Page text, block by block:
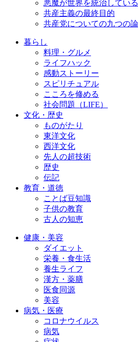
悪魔が世界を統治している
共産主義の最終目的
共産党についての九つの
暮らし
料理・グルメ
ライフハック
感動ストーリー
スピリチュアル
こころを修める
社会問題（LIFE）
文化・歴史
ものがたり
東洋文化
西洋文化
先人の超技術
歴史
伝記
教育・道徳
ことば豆知識
子供の教育
古人の知恵
健康・美容
ダイエット
栄養・食生活
養生ライフ
漢方・薬膳
医食同源
美容
病気・医療
コロナウイルス
病気